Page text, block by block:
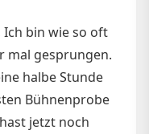
Ich bin wie so oft
mal gesprungen.
halbe Stunde
Bühnenprobe
jetzt noch